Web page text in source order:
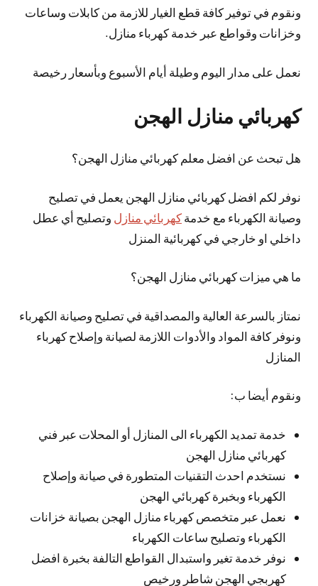
ونقوم في توفير كافة قطع الغيار للازمة من كابلات وساعات
وخزانات وقواطع عبر خدمة كهرباء منازل.
نعمل على مدار اليوم وطيلة أيام الأسبوع وبأسعار رخيصة
كهربائي منازل الهجن
هل تبحث عن افضل معلم كهربائي منازل الهجن؟
نوفر لكم افضل كهربائي منازل الهجن يعمل في تصليح
وصيانة الكهرباء مع خدمة كهربائي منازل وتصليح أي عطل
داخلي او خارجي في كهربائية المنزل
ما هي ميزات كهربائي منازل الهجن؟
نمتاز بالسرعة العالية والمصداقية في تصليح وصيانة الكهرباء
ونوفر كافة المواد والأدوات اللازمة لصيانة وإصلاح كهرباء
المنازل
ونقوم أيضا ب:
خدمة تمديد الكهرباء الى المنازل أو المحلات عبر فني
كهربائي منازل الهجن
نستخدم احدث التقنيات المتطورة في صيانة وإصلاح
الكهرباء وبخبرة كهربائي الهجن
نعمل عبر متخصص كهرباء منازل الهجن بصيانة خزانات
الكهرباء وتصليح ساعات الكهرباء
نوفر خدمة تغير واستبدال القواطع التالفة بخبرة افضل
كهربجي الهجن شاطر ورخيص